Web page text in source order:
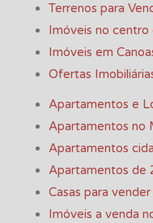
Terrenos para
Imóveis no
Imóveis em
Ofertas
Apartamentos e
Apartamentos no
Apartamentos
Apartamentos de
Casas para
Imóveis a venda